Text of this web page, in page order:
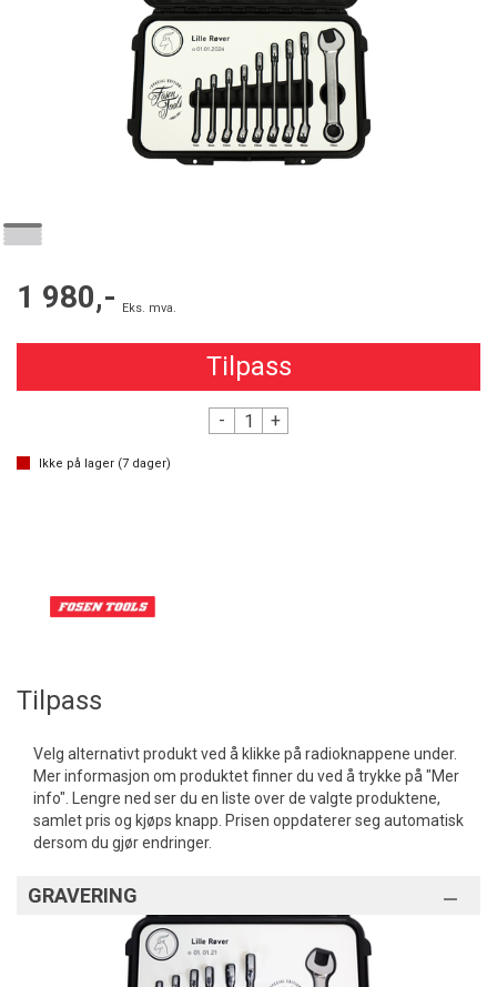
1 980,- Eks. mva.
Tilpass
- +
Ikke på lager (7 dager)
Tilpass
Velg alternativt produkt ved å klikke på radioknappene under.
Mer informasjon om produktet finner du ved å trykke på "Mer
info". Lengre ned ser du en liste over de valgte produktene,
samlet pris og kjøps knapp. Prisen oppdaterer seg automatisk
dersom du gjør endringer.
GRAVERING